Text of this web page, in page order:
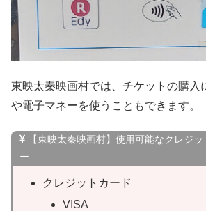
東映太秦映画村では、チケットの購入
や電子マネーを使うこともできます。
【東映太秦映画村】使用可能なクレジ
ー
クレジットカード
VISA